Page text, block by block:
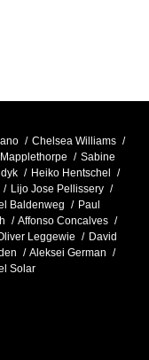
Chelsea Williams
Sabine
Heiko Hentschel
Lijo Jose Pellissery
Baldenweg
Paul
Affonso Concalves
Leggewie
David
Aleksei German
Solar